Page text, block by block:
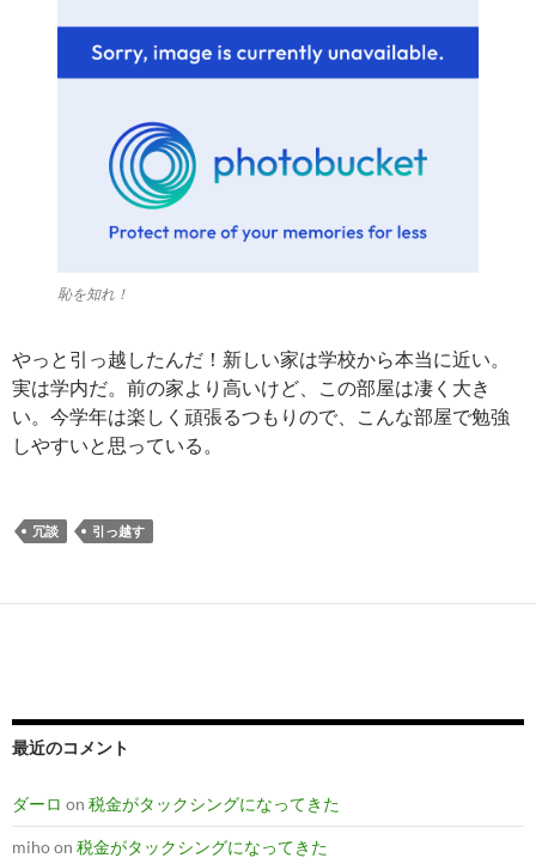
恥を知れ！
やっと引っ越したんだ！新しい家は学校から本当に近い。
実は学内だ。前の家より高いけど、この部屋は凄く大き
い。今学年は楽しく頑張るつもりので、こんな部屋で勉強
しやすいと思っている。
冗談 引っ越す
最近のコメント
ダーロ on 税金がタックシングになってきた
mihoon 税金がタックシングになってきた